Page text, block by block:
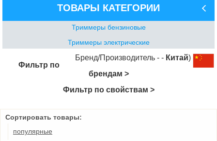
ТОВАРЫ КАТЕГОРИИ
Триммеры бензиновые
Триммеры электрические
Бренд/Производитель - - Китай)
Фильтр по
брендам >
Фильтр по свойствам >
Сортировать товары:
популярные